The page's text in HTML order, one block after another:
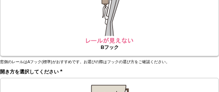
Bフック
窓側のレールはAフック(標準)がおすすめです。お選びの際はフックの選び方をご確認ください。
開き方を選択してください
(必